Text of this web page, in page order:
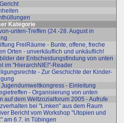
Kategorie
unten-Treffen (24.-28. August in
FreiRäume - Bunte, offene, freche
Orten - unverkäuflich und unkäuflich!
der Entscheidungsfindung von unten
im "HierarchNIE!"-Reader
- Zur Geschichte der Kinder-
- Einleitung
- Organisierung von unten
auf dem Weltzozialforum 2005 - Aufrufe
bei "Linken" aus dem Raum
Bericht vom Workshop "Utopien und
am 6.7. in Tübingen